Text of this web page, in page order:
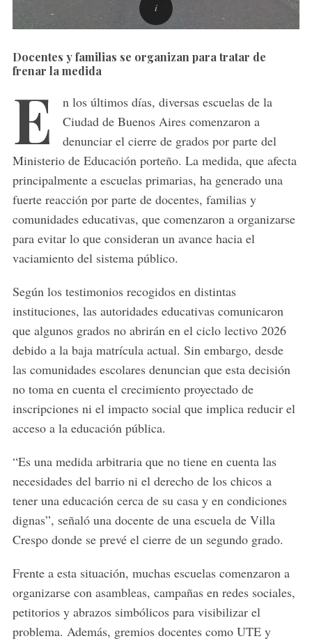
Docentes y familias se organizan para tratar de
frenar la medida
E
n los últimos días, diversas escuelas de la
Ciudad de Buenos Aires comenzaron a
denunciar el cierre de grados por parte del
Ministerio de Educación porteño. La medida, que afecta
principalmente a escuelas primarias, ha generado una
fuerte reacción por parte de docentes, familias y
comunidades educativas, que comenzaron a organizarse
para evitar lo que consideran un avance hacia el
vaciamiento del sistema público.
Según los testimonios recogidos en distintas
instituciones, las autoridades educativas comunicaron
que algunos grados no abrirán en el ciclo lectivo 2026
debido a la baja matrícula actual. Sin embargo, desde
las comunidades escolares denuncian que esta decisión
no toma en cuenta el crecimiento proyectado de
inscripciones ni el impacto social que implica reducir el
acceso a la educación pública.
“Es una medida arbitraria que no tiene en cuenta las
necesidades del barrio ni el derecho de los chicos a
tener una educación cerca de su casa y en condiciones
dignas”, señaló una docente de una escuela de Villa
Crespo donde se prevé el cierre de un segundo grado.
Frente a esta situación, muchas escuelas comenzaron a
organizarse con asambleas, campañas en redes sociales,
petitorios y abrazos simbólicos para visibilizar el
problema. Además, gremios docentes como UTE y